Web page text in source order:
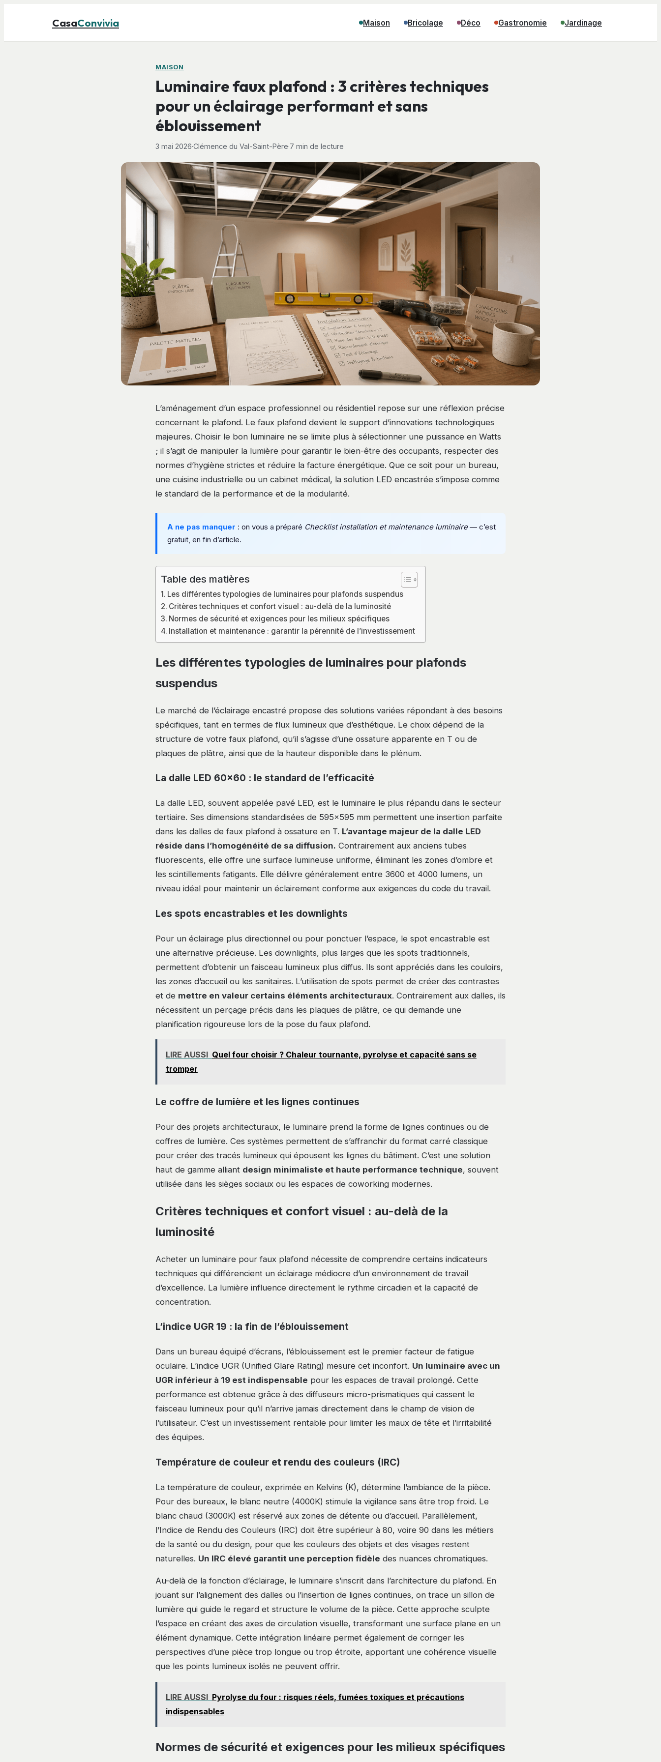
CasaConvivia Maison Bricolage Déco Gastronomie Jardinage
MAISON
Luminaire faux plafond : 3 critères techniques
pour un éclairage performant et sans
éblouissement
3 mai 2026·Clémence du Val-Saint-Père·7 min de lecture
L’aménagement d’un espace professionnel ou résidentiel repose sur une réflexion précise
concernant le plafond. Le faux plafond devient le support d’innovations technologiques
majeures. Choisir le bon luminaire ne se limite plus à sélectionner une puissance en Watts
; il s’agit de manipuler la lumière pour garantir le bien-être des occupants, respecter des
normes d’hygiène strictes et réduire la facture énergétique. Que ce soit pour un bureau,
une cuisine industrielle ou un cabinet médical, la solution LED encastrée s’impose comme
le standard de la performance et de la modularité.
A ne pas manquer : on vous a préparé Checklist installation et maintenance luminaire— c’est
gratuit, en fin d’article.
Table des matières
Les différentes typologies de luminaires pour plafonds suspendus
Critères techniques et confort visuel : au-delà de la luminosité
Normes de sécurité et exigences pour les milieux spécifiques
Installation et maintenance : garantir la pérennité de l’investissement
Les différentes typologies de luminaires pour plafonds
suspendus
Le marché de l’éclairage encastré propose des solutions variées répondant à des besoins
spécifiques, tant en termes de flux lumineux que d’esthétique. Le choix dépend de la
structure de votre faux plafond, qu’il s’agisse d’une ossature apparente en T ou de
plaques de plâtre, ainsi que de la hauteur disponible dans le plénum.
La dalle LED 60×60 : le standard de l’efficacité
La dalle LED, souvent appelée pavé LED, est le luminaire le plus répandu dans le secteur
tertiaire. Ses dimensions standardisées de 595×595 mm permettent une insertion parfaite
dans les dalles de faux plafond à ossature en T. L’avantage majeur de la dalle LED
réside dans l’homogénéité de sa diffusion. Contrairement aux anciens tubes
fluorescents, elle offre une surface lumineuse uniforme, éliminant les zones d’ombre et
les scintillements fatigants. Elle délivre généralement entre 3600 et 4000 lumens, un
niveau idéal pour maintenir un éclairement conforme aux exigences du code du travail.
Les spots encastrables et les downlights
Pour un éclairage plus directionnel ou pour ponctuer l’espace, le spot encastrable est
une alternative précieuse. Les downlights, plus larges que les spots traditionnels,
permettent d’obtenir un faisceau lumineux plus diffus. Ils sont appréciés dans les couloirs,
les zones d’accueil ou les sanitaires. L’utilisation de spots permet de créer des contrastes
et de mettre en valeur certains éléments architecturaux. Contrairement aux dalles, ils
nécessitent un perçage précis dans les plaques de plâtre, ce qui demande une
planification rigoureuse lors de la pose du faux plafond.
LIRE AUSSI Quel four choisir ? Chaleur tournante, pyrolyse et capacité sans se
tromper
Le coffre de lumière et les lignes continues
Pour des projets architecturaux, le luminaire prend la forme de lignes continues ou de
coffres de lumière. Ces systèmes permettent de s’affranchir du format carré classique
pour créer des tracés lumineux qui épousent les lignes du bâtiment. C’est une solution
haut de gamme alliant design minimaliste et haute performance technique, souvent
utilisée dans les sièges sociaux ou les espaces de coworking modernes.
Critères techniques et confort visuel : au-delà de la
luminosité
Acheter un luminaire pour faux plafond nécessite de comprendre certains indicateurs
techniques qui différencient un éclairage médiocre d’un environnement de travail
d’excellence. La lumière influence directement le rythme circadien et la capacité de
concentration.
L’indice UGR 19 : la fin de l’éblouissement
Dans un bureau équipé d’écrans, l’éblouissement est le premier facteur de fatigue
oculaire. L’indice UGR (Unified Glare Rating) mesure cet inconfort. Un luminaire avec un
UGR inférieur à 19 est indispensable pour les espaces de travail prolongé. Cette
performance est obtenue grâce à des diffuseurs micro-prismatiques qui cassent le
faisceau lumineux pour qu’il n’arrive jamais directement dans le champ de vision de
l’utilisateur. C’est un investissement rentable pour limiter les maux de tête et l’irritabilité
des équipes.
Température de couleur et rendu des couleurs (IRC)
La température de couleur, exprimée en Kelvins (K), détermine l’ambiance de la pièce.
Pour des bureaux, le blanc neutre (4000K) stimule la vigilance sans être trop froid. Le
blanc chaud (3000K) est réservé aux zones de détente ou d’accueil. Parallèlement,
l’Indice de Rendu des Couleurs (IRC) doit être supérieur à 80, voire 90 dans les métiers
de la santé ou du design, pour que les couleurs des objets et des visages restent
naturelles. Un IRC élevé garantit une perception fidèle des nuances chromatiques.
Au-delà de la fonction d’éclairage, le luminaire s’inscrit dans l’architecture du plafond. En
jouant sur l’alignement des dalles ou l’insertion de lignes continues, on trace un sillon de
lumière qui guide le regard et structure le volume de la pièce. Cette approche sculpte
l’espace en créant des axes de circulation visuelle, transformant une surface plane en un
élément dynamique. Cette intégration linéaire permet également de corriger les
perspectives d’une pièce trop longue ou trop étroite, apportant une cohérence visuelle
que les points lumineux isolés ne peuvent offrir.
LIRE AUSSI Pyrolyse du four : risques réels, fumées toxiques et précautions
indispensables
Normes de sécurité et exigences pour les milieux spécifiques